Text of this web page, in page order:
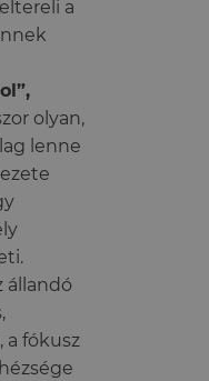
a
olyan,
lenne
állandó
a fókusz